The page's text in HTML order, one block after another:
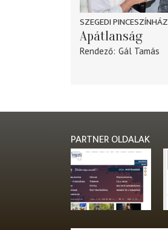
SZEGEDI PINCESZÍNHÁZ
Apátlanság
Rendező Gál Tamás
PARTNER OLDALAK